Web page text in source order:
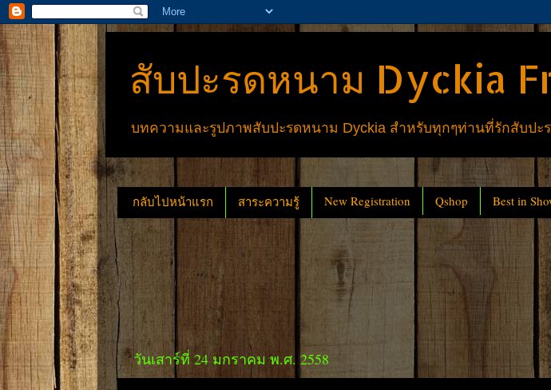
สับปะรดหนาม Dyckia
บทความและรูปภาพสับปะรดหนาม Dyckia สำหรับทุกๆท่านที่รักสับปะ
กลับไปหน้าแรก สาระความรู้ New Registration Qshop Best in
วันเสาร์ที่ 24 มกราคม พ.ศ. 2558